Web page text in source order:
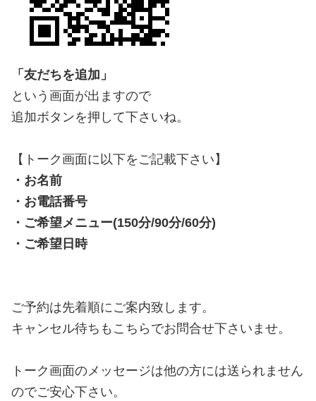
「友だちを追加」
という画面が出ますので
追加ボタンを押して下さいね。
【トーク画面に以下をご記載下さい】
・お名前
・お電話番号
・ご希望メニュー(150分/90分/60分)
・ご希望日時
ご予約は先着順にご案内致します。
キャンセル待ちもこちらでお問合せ下さいませ。
トーク画面のメッセージは他の方には送られません
のでご安心下さい。